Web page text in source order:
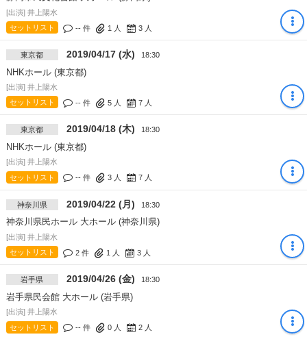
[出演] 井上陽水
セットリスト
-- 件 1 人 3人
東京都 2019/04/17 (水) 18:30
NHKホール (東京都)
[出演] 井上陽水
セットリスト
-- 件 5人 7人
東京都 2019/04/18 (木) 18:30
NHKホール (東京都)
[出演] 井上陽水
セットリスト
-- 件 3人 7人
神奈川県 2019/04/22 (月) 18:30
神奈川県民ホール 大ホール (神奈川県)
[出演] 井上陽水
セットリスト
2 件 1 人 3人
岩手県 2019/04/26 (金) 18:30
岩手県民会館 大ホール (岩手県)
[出演] 井上陽水
セットリスト
-- 件 0人 2人